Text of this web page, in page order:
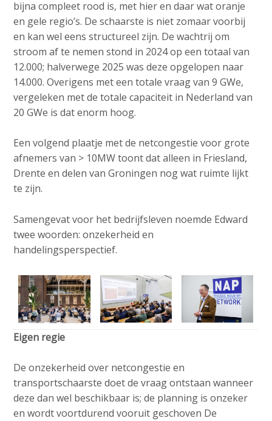
bijna compleet rood is, met hier en daar wat oranje
en gele regio’s. De schaarste is niet zomaar voorbij
en kan wel eens structureel zijn. De wachtrij om
stroom af te nemen stond in 2024 op een totaal van
12.000; halverwege 2025 was deze opgelopen naar
14.000. Overigens met een totale vraag van 9 GWe,
vergeleken met de totale capaciteit in Nederland van
20 GWe is dat enorm hoog.
Een volgend plaatje met de netcongestie voor grote
afnemers van > 10MW toont dat alleen in Friesland,
Drente en delen van Groningen nog wat ruimte lijkt
te zijn.
Samengevat voor het bedrijfsleven noemde Edward
twee woorden: onzekerheid en
handelingsperspectief.
Eigen regie
De onzekerheid over netcongestie en
transportschaarste doet de vraag ontstaan wanneer
deze dan wel beschikbaar is; de planning is onzeker
en wordt voortdurend vooruit geschoven De